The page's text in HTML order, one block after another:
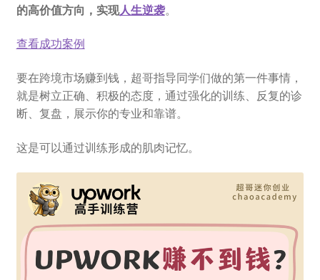
的高价值方向，实现人生逆袭。
查看成功案例
要在跨境市场赚到钱，超哥指导同学们做的第一件事情，
就是树立正确、积极的态度，通过强化的训练、反复的诊
断、复盘，展示你的专业和靠谱。
这是可以通过训练形成的肌肉记忆。